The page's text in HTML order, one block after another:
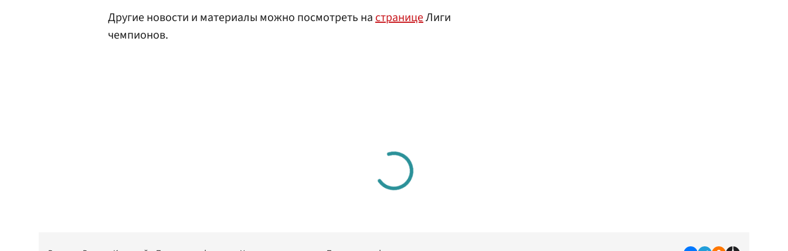
Другие новости и материалы можно посмотреть настраницеЛиги
чемпионов.